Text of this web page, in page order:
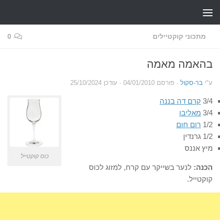
מתכוני קוקטיילים 0
בהאמה מאמה
ע"י בר-סקול · פורסם 04/01/2010 · עודכן 25/10/2024
כוס קוקטייל
3/4 קרם דה בננה
3/4 מאליבו
1/2 רום חום
1/2 גרנדין
מיץ אננס
הכנה: לנער בשייקר עם קרח, למזוג לכוס
קוקטייל.